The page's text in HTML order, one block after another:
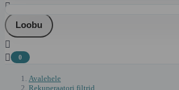

Loobu


0
Avalehele
Rekuperaatori filtrid